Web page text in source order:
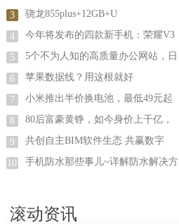
3 骁龙855plus+12GB+U
4 今年将发布的四款新手机：荣耀V3
5 5个不为人知的高质量办公网站，日
6 苹果数据线？用这根就好
7 小米推出半价换电池，最低49元起
8 80后富豪黄铮，如今身价上千亿，
9 共创自主BIM软件生态 共赢数字
10 手机防水那些事儿~详解防水解决方
滚动资讯